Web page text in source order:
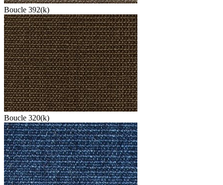
Boucle 392(k)
Boucle 320(k)